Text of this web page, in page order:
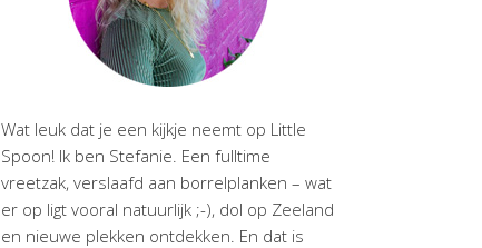
Wat leuk dat je een kijkje neemt op Little
Spoon! Ik ben Stefanie. Een fulltime
vreetzak, verslaafd aan borrelplanken – wat
er op ligt vooral natuurlijk ;-), dol op Zeeland
en nieuwe plekken ontdekken. En dat is